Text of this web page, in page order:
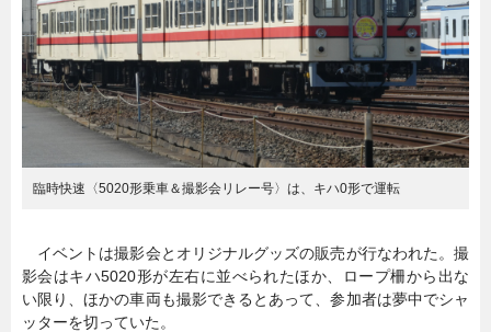
臨時快速〈5020形乗車＆撮影会リレー号〉は、キハ0形で運転
イベントは撮影会とオリジナルグッズの販売が行なわれた。撮
影会はキハ5020形が左右に並べられたほか、ロープ柵から出な
い限り、ほかの車両も撮影できるとあって、参加者は夢中でシャ
ッターを切っていた。